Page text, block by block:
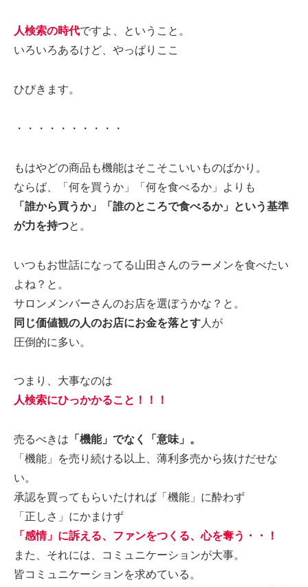
人検索の時代ですよ、ということ。
いろいろあるけど、やっぱりここ
ひびきます。
・・・・・・・・・・
もはやどの商品も機能はそこそこいいものばかり。
ならば、「何を買うか」「何を食べるか」よりも
「誰から買うか」「誰のところで食べるか」という基準
が力を持つと。
いつもお世話になってる山田さんのラーメンを食べたい
よね？と。
サロンメンバーさんのお店を選ぼうかな？と。
同じ価値観の人のお店にお金を落とす 人が
圧倒的に多い。
つまり、大事なのは
人検索にひっかかること！！！
売るべきは 「機能」でなく「意味」。
「機能」を売り続ける以上、薄利多売から抜けだせな
い。
承認を買ってもらいたければ「機能」に酔わず
「正しさ」にかまけず
「感情」に訴える、ファンをつくる、心を奪う・・！
また、それには、コミュニケーションが大事。
皆コミュニケーションを求めている。